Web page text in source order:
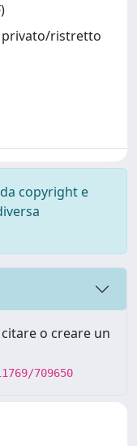
privato/ristretto
copyright e
o creare un
709650